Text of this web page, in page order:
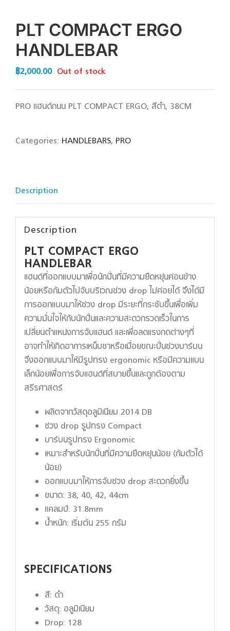
PLT COMPACT ERGO
HANDLEBAR
฿2,000.00 Out of stock
PRO แฮนด์ถนน PLT COMPACT ERGO, สีดำ, 38CM
Categories: HANDLEBARS, PRO
Description
Description
PLT COMPACT ERGO
HANDLEBAR
แฮนด์ที่ออกแบบมาเพื่อนักปั่นที่มีความยืดหยุ่นค่อนข้าง
น้อยหรือก้มตัวไปจับบริเวณช่วง drop ไม่ค่อยได้ จึงได้มี
การออกแบบมาให้ช่วง drop มีระยะที่กระชับขึ้นเพื่อเพิ่ม
ความมั่นใจให้กับนักปั่นและความสะดวกรวดเร็วในการ
เปลี่ยนตำแหน่งการจับแฮนด์ และเพื่อลดแรงกดต่างๆที่
อาจทำให้เกิดอาการเหน็บชาหรือเมื่อยขณะปั่นช่วงบาร์บน
จึงออกแบบมาให้มีรูปทรง ergonomic หรือมีความแบน
เล็กน้อยเพื่อการจับแฮนด์ที่สบายขึ้นและถูกต้องตาม
สรีรศาสตร์
ผลิตจากวัสดุอลูมิเนียม 2014 DB
ช่วง drop รูปทรง Compact
บาร์บนรูปทรง Ergonomic
เหมาะสำหรับนักปั่นที่มีความยืดหยุ่นน้อย (ก้มตัวได้
น้อย)
ออกแบบมาให้การจับช่วง drop สะดวกยิ่งขึ้น
ขนาด: 38, 40, 42, 44cm
แคลมป์: 31.8mm
น้ำหนัก: เริ่มต้น 255 กรัม
SPECIFICATIONS
สี: ดำ
วัสดุ: อลูมิเนียม
Drop: 128